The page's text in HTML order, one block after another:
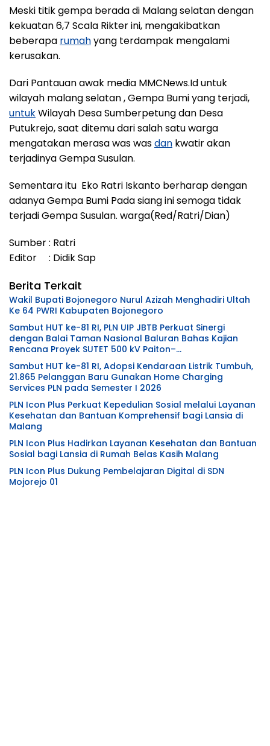
Meski titik gempa berada di Malang selatan dengan
kekuatan 6,7 Scala Rikter ini, mengakibatkan
beberapa rumahyang terdampak mengalami
kerusakan.
Dari Pantauan awak media MMCNews.Id untuk
wilayah malang selatan , Gempa Bumi yang terjadi,
untukWilayah Desa Sumberpetung dan Desa
Putukrejo, saat ditemu dari salah satu warga
mengatakan merasa was wasdan kwatir akan
terjadinya Gempa Susulan.
Sementara itu Eko Ratri Iskanto berharap dengan
adanya Gempa Bumi Pada siang ini semoga tidak
terjadi Gempa Susulan. warga(Red/Ratri/Dian)
Sumber : Ratri
Editor : Didik Sap
Berita Terkait
Wakil Bupati Bojonegoro Nurul Azizah Menghadiri Ultah
Ke 64 PWRI Kabupaten Bojonegoro
Sambut HUT ke-81 RI, PLN UIP JBTB Perkuat Sinergi
dengan Balai Taman Nasional Baluran Bahas Kajian
Rencana Proyek SUTET 500 kV Paiton–
Watudodol/Kalipuro
Sambut HUT ke-81 RI, Adopsi Kendaraan Listrik Tumbuh,
21.865 Pelanggan Baru Gunakan Home Charging
Services PLN pada Semester I 2026
PLN Icon Plus Perkuat Kepedulian Sosial melalui Layanan
Kesehatan dan Bantuan Komprehensif bagi Lansia di
Malang
PLN Icon Plus Hadirkan Layanan Kesehatan dan Bantuan
Sosial bagi Lansia di Rumah Belas Kasih Malang
PLN Icon Plus Dukung Pembelajaran Digital di SDN
Mojorejo 01